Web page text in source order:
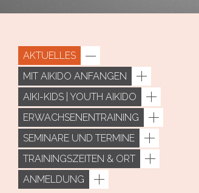
AKTUELLES
MIT AIKIDO ANFANGEN
AIKI-KIDS | YOUTH AIKIDO
ERWACHSENENTRAINING
SEMINARE UND TERMINE
TRAININGSZEITEN & ORT
ANMELDUNG